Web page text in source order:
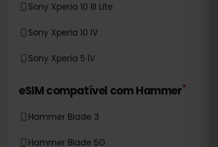
Sony Xperia 10 III Lite
Sony Xperia 10 IV
Sony Xperia 5 IV
eSIM compatível comHammer*
Hammer Blade 3
Hammer Blade 5G